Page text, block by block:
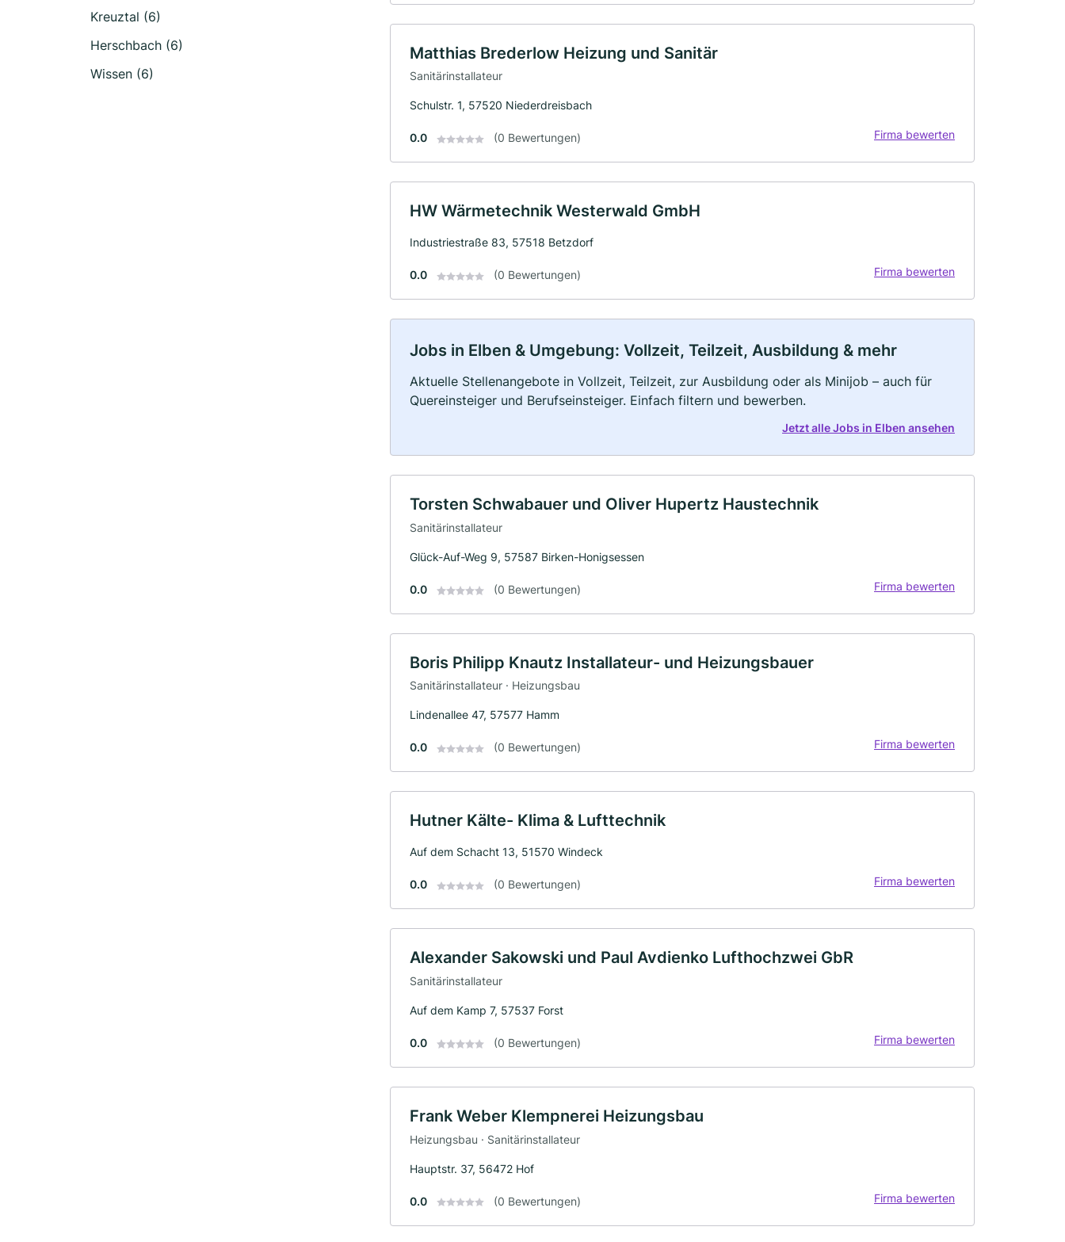
Kreuztal (6)
Herschbach (6)
Wissen (6)
Matthias Brederlow Heizung und Sanitär
Sanitärinstallateur
Schulstr. 1, 57520 Niederdreisbach
0.0 (0 Bewertungen) Firma bewerten
HW Wärmetechnik Westerwald GmbH
Industriestraße 83, 57518 Betzdorf
0.0 (0 Bewertungen) Firma bewerten
Jobs in Elben & Umgebung: Vollzeit, Teilzeit, Ausbildung & mehr
Aktuelle Stellenangebote in Vollzeit, Teilzeit, zur Ausbildung oder als Minijob – auch für
Quereinsteiger und Berufseinsteiger. Einfach filtern und bewerben.
Jetzt alle Jobs in Elben ansehen
Torsten Schwabauer und Oliver Hupertz Haustechnik
Sanitärinstallateur
Glück-Auf-Weg 9, 57587 Birken-Honigsessen
0.0 (0 Bewertungen) Firma bewerten
Boris Philipp Knautz Installateur- und Heizungsbauer
Sanitärinstallateur · Heizungsbau
Lindenallee 47, 57577 Hamm
0.0 (0 Bewertungen) Firma bewerten
Hutner Kälte- Klima & Lufttechnik
Auf dem Schacht 13, 51570 Windeck
0.0 (0 Bewertungen) Firma bewerten
Alexander Sakowski und Paul Avdienko Lufthochzwei GbR
Sanitärinstallateur
Auf dem Kamp 7, 57537 Forst
0.0 (0 Bewertungen) Firma bewerten
Frank Weber Klempnerei Heizungsbau
Heizungsbau · Sanitärinstallateur
Hauptstr. 37, 56472 Hof
0.0 (0 Bewertungen) Firma bewerten